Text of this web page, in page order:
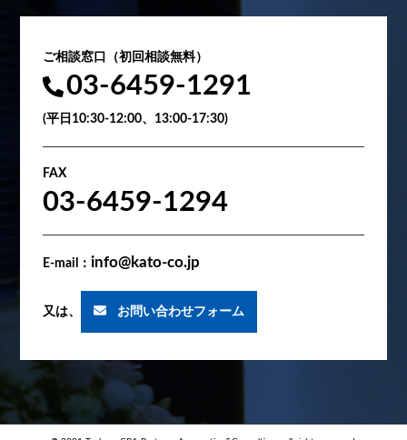
ご相談窓口（初回相談無料）
03-6459-1291
(平日10:30-12:00、13:00-17:30)
FAX
03-6459-1294
E-mail： info@kato-co.jp
又は、 お問い合わせフォーム